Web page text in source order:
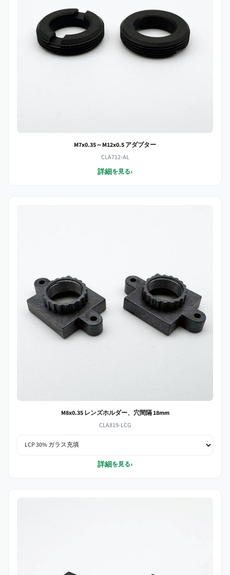
M7x0.35～M12x0.5 アダプター
CLA712-AL
詳細を見る›
M8x0.35 レンズホルダー、穴間隔 18mm
CLA819-LCG
詳細を見る›